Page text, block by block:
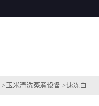
> 玉米清洗蒸煮设备 >速冻白